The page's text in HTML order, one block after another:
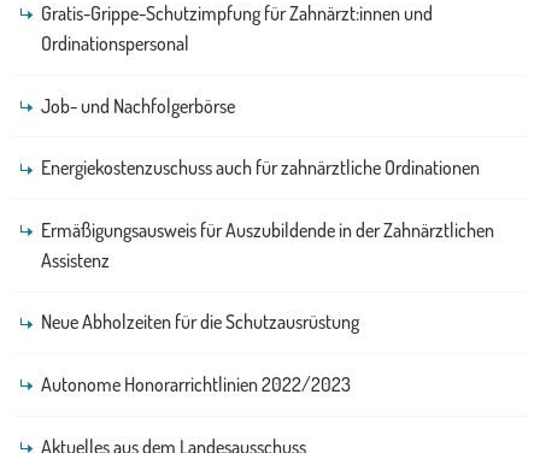
Gratis-Grippe-Schutzimpfung für Zahnärzt:innen und
Ordinationspersonal
Job- und Nachfolgerbörse
Energiekostenzuschuss auch für zahnärztliche Ordinationen
Ermäßigungsausweis für Auszubildende in der Zahnärztlichen
Assistenz
Neue Abholzeiten für die Schutzausrüstung
Autonome Honorarrichtlinien 2022/2023
Aktuelles aus dem Landesausschuss